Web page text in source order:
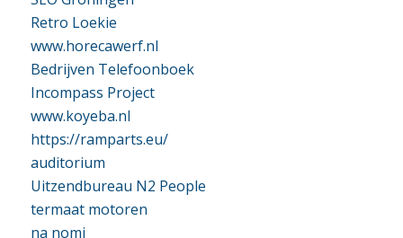
Retro Loekie
www.horecawerf.nl
Bedrijven Telefoonboek
Incompass Project
www.koyeba.nl
https://ramparts.eu/
auditorium
Uitzendbureau N2 People
termaat motoren
na nomi